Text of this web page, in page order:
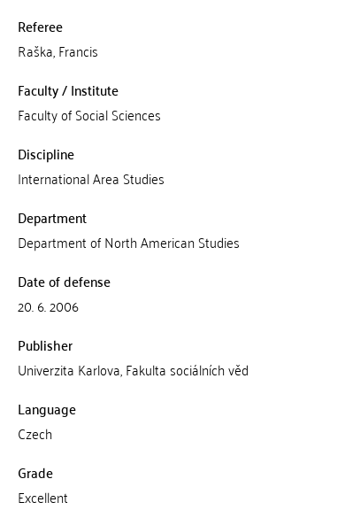
Referee
Raška, Francis
Faculty / Institute
Faculty of Social Sciences
Discipline
International Area Studies
Department
Department of North American Studies
Date of defense
20. 6. 2006
Publisher
Univerzita Karlova, Fakulta sociálních věd
Language
Czech
Grade
Excellent